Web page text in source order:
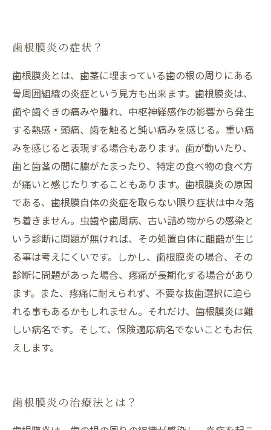
歯根膜炎の症状？
歯根膜炎とは、歯茎に埋まっている歯の根の周りにある
骨周囲組織の炎症という見方も出来ます。歯根膜炎は、
歯や歯ぐきの痛みや腫れ、中枢神経感作の影響から発生
する熱感・頭痛、歯を触ると鈍い痛みを感じる。重い痛
みを感じると表現する場合もあります。歯が動いたり、
歯と歯茎の間に膿がたまったり、特定の食べ物の食べ方
が痛いと感じたりすることもあります。歯根膜炎の原因
である、歯根膜自体の炎症を取らない限り症状は中々落
ち着きません。虫歯や歯周病、古い詰め物からの感染と
いう診断に問題が無ければ、その処置自体に齟齬が生じ
る事は考えにくいです。しかし、歯根膜炎の場合、その
診断に問題があった場合、疼痛が長期化する場合があり
ます。また、疼痛に耐えられず、不要な抜歯選択に迫ら
れる事もあるかもしれません。それだけ、歯根膜炎は難
しい病名です。そして、保険適応病名でないこともお伝
えします。
歯根膜炎の治療法とは？